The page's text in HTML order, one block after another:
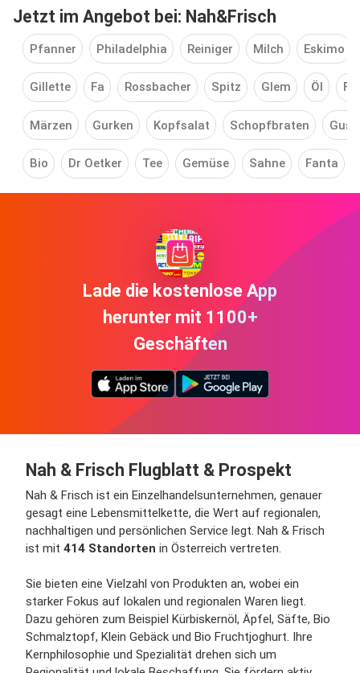
Jetzt im Angebot bei: Nah&Frisch
Pfanner Philadelphia Reiniger Milch Eskimo
Gillette Fa Rossbacher Spitz Glem Öl
Märzen Gurken Kopfsalat Schopfbraten
Bio Dr Oetker Tee Gemüse Sahne Fanta
Lade die kostenlose App
herunter mit 1100+
Geschäften
Nah & Frisch Flugblatt & Prospekt
Nah & Frisch ist ein Einzelhandelsunternehmen, genauer
gesagt eine Lebensmittelkette, die Wert auf regionalen,
nachhaltigen und persönlichen Service legt. Nah & Frisch
ist mit 414 Standorten in Österreich vertreten.
Sie bieten eine Vielzahl von Produkten an, wobei ein
starker Fokus auf lokalen und regionalen Waren liegt.
Dazu gehören zum Beispiel Kürbiskernöl, Äpfel, Säfte, Bio
Schmalztopf, Klein Gebäck und Bio Fruchtjoghurt. Ihre
Kernphilosophie und Spezialität drehen sich um